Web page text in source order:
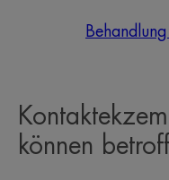
können